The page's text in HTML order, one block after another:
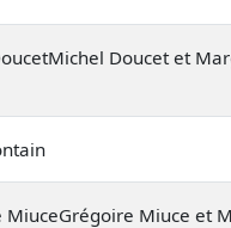
Doucet et
MiuceGrégoire Miuce et